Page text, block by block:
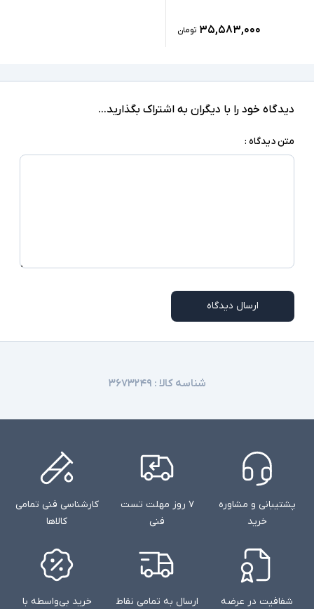
۳۵,۵۸۳,۰۰۰ تومان
دیدگاه خود را با دیگران به اشتراک بگذارید...
متن دیدگاه :
ارسال دیدگاه
شناسه کالا : ۳۶۷۳۲۴۹
پشتیبانی و مشاوره
خرید
۷ روز مهلت تست
فنی
کارشناسی فنی تمامی
کالاها
شفافیت در عرضه
ارسال به تمامی نقاط
خرید بی‌واسطه با